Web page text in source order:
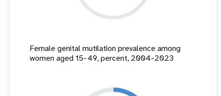
Female genital mutilation prevalence among
women aged 15-49, percent, 2004-2023